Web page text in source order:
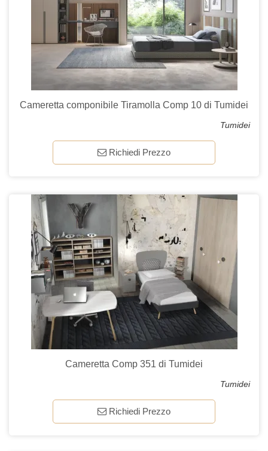
Cameretta componibile Tiramolla Comp 10 di Tumidei
Tumidei
Richiedi Prezzo
Cameretta Comp 351 di Tumidei
Tumidei
Richiedi Prezzo